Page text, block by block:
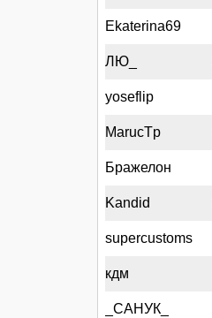
Ekaterina69
ЛЮ_
yoseflip
MarucTp
Бражелон
Kandid
supercustoms
кдм
_САНУК_